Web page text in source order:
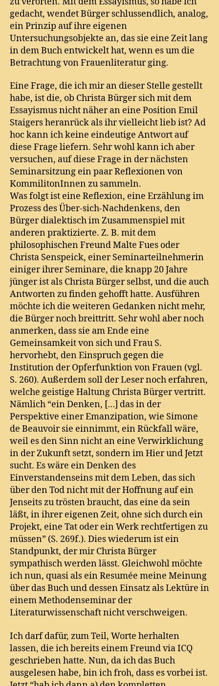
gedacht, wendet Bürger schlussendlich, analog,
ein Prinzip auf ihre eigenen
Untersuchungsobjekte an, das sie eine Zeit lang
in dem Buch entwickelt hat, wenn es um die
Betrachtung von Frauenliteratur ging.
Eine Frage, die ich mir an dieser Stelle gestellt
habe, ist die, ob Christa Bürger sich mit dem
Essayismus nicht näher an eine Position Emil
Staigers heranrück als ihr vielleicht lieb ist? Ad
hoc kann ich keine eindeutige Antwort auf
diese Frage liefern. Sehr wohl kann ich aber
versuchen, auf diese Frage in der nächsten
Seminarsitzung ein paar Reflexionen von
KommilitonInnen zu sammeln.
Was folgt ist eine Reflexion, eine Erzählung im
Prozess des Über-sich-Nachdenkens, den
Bürger dialektisch im Zusammenspiel mit
anderen praktizierte. Z. B. mit dem
philosophischen Freund Malte Fues oder
Christa Senspeick, einer Seminarteilnehmerin
einiger ihrer Seminare, die knapp 20 Jahre
jünger ist als Christa Bürger selbst, und die auch
Antworten zu finden gehofft hatte. Ausführen
möchte ich die weiteren Gedanken nicht mehr,
die Bürger noch breittritt. Sehr wohl aber noch
anmerken, dass sie am Ende eine
Gemeinsamkeit von sich und Frau S.
hervorhebt, den Einspruch gegen die
Institution der Opferfunktion von Frauen (vgl.
S. 260). Außerdem soll der Leser noch erfahren,
welche geistige Haltung Christa Bürger vertritt.
Nämlich “ein Denken, […] das in der
Perspektive einer Emanzipation, wie Simone
de Beauvoir sie einnimmt, ein Rückfall wäre,
weil es den Sinn nicht an eine Verwirklichung
in der Zukunft setzt, sondern im Hier und Jetzt
sucht. Es wäre ein Denken des
Einverstandenseins mit dem Leben, das sich
über den Tod nicht mit der Hoffnung auf ein
Jenseits zu trösten braucht, das eine da sein
läßt, in ihrer eigenen Zeit, ohne sich durch ein
Projekt, eine Tat oder ein Werk rechtfertigen zu
müssen” (S. 269f.). Dies wiederum ist ein
Standpunkt, der mir Christa Bürger
sympathisch werden lässt. Gleichwohl möchte
ich nun, quasi als ein Resumée meine Meinung
über das Buch und dessen Einsatz als Lektüre in
einem Methodenseminar der
Literaturwissenschaft nicht verschweigen.
Ich darf dafür, zum Teil, Worte herhalten
lassen, die ich bereits einem Freund via ICQ
geschrieben hatte. Nun, da ich das Buch
ausgelesen habe, bin ich froh, dass es vorbei ist.